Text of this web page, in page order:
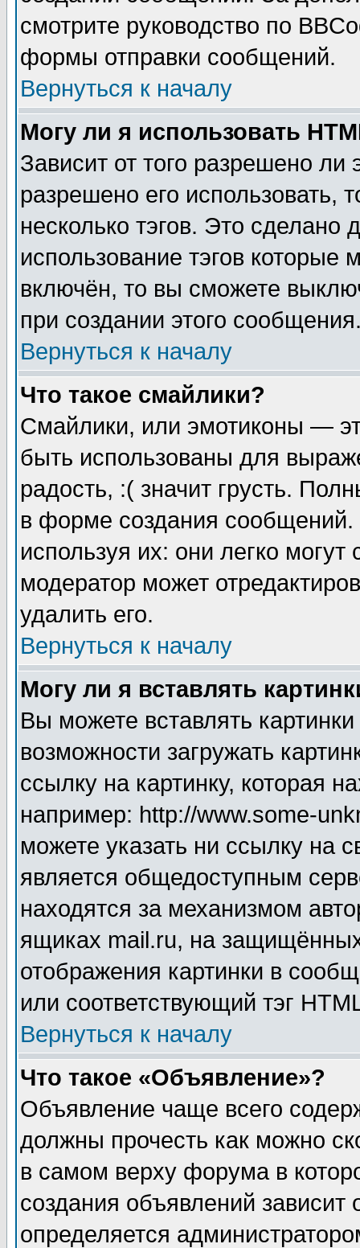
смотрите руководство по
формы отправки сообщений.
Вернуться к началу
Могу ли я использовать
Зависит от того разрешено
разрешено его использовать,
несколько тэгов. Это сделано
использование тэгов
включён, то вы сможете
при создании этого
Вернуться к началу
Что такое смайлики?
Смайлики, или эмотиконы —
быть использованы для
радость, :( значит грусть.
в форме создания сообщений.
используя их: они легко
модератор может
удалить его.
Вернуться к началу
Могу ли я вставлять
Вы можете вставлять
возможности загружать
ссылку на картинку, которая
например: http://www.some-
можете указать ни ссылку на
является общедоступным
находятся за механизмом
ящиках mail.ru, на
отображения картинки в
или соответствующий тэг
Вернуться к началу
Что такое «Объявление»?
Объявление чаще всего
должны прочесть как можно
в самом верху форума в
создания объявлений зависит
определяется